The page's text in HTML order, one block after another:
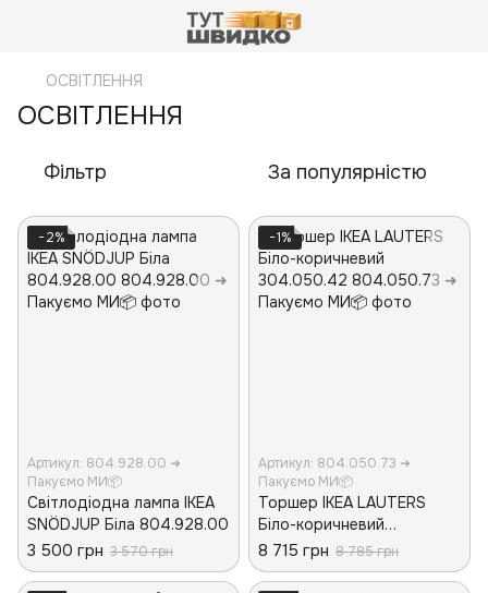
ОСВІТЛЕННЯ
ОСВІТЛЕННЯ
Фільтр За популярністю
−2%
Артикул: 804.928.00 ➜
Пакуємо МИ📦
Світлодіодна лампа IKEA
SNÖDJUP Біла 804.928.00
3 500 грн 3 570 грн
−1%
Артикул: 804.050.73 ➜
Пакуємо МИ📦
Торшер IKEA LAUTERS
Біло-коричневий
304.050.42
8 715 грн 8 785 грн